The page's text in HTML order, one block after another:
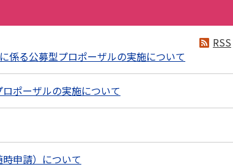
RSS
係る公募型プロポーザルの実施について
ポーザルの実施について
申請）について